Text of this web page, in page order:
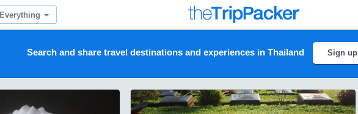
Everything
Search and share travel destinations and experiences in Thailand Sign up